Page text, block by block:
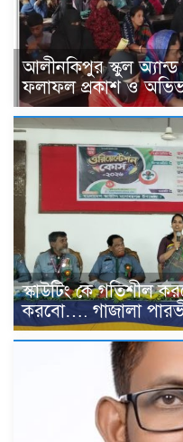
আলীনকিপুর স্কুল অ্যান্ড
ফলাফল প্রকাশ ও
স্কাউটিং কে গতিশীল
করবো…. গাজালা